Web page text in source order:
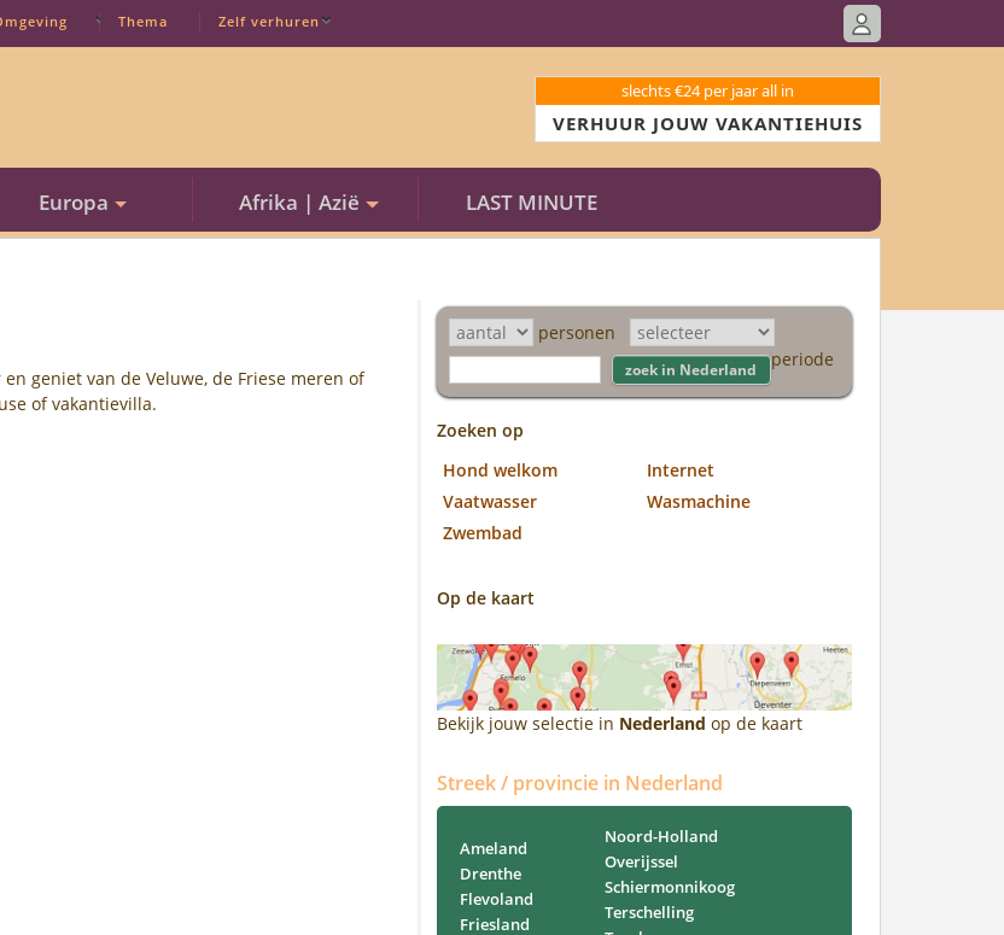
Thema Zelf verhuren
slechts €24 per jaar all in
VERHUUR JOUW VAKANTIEHUIS
Europa Afrika | Azië LAST MINUTE
geniet van de Veluwe, de Friese meren of
of vakantievilla.
personen
periode
Zoeken op
Hond welkom
Internet
Vaatwasser
Wasmachine
Zwembad
Op de kaart
Bekijk jouw selectie in Nederland op de kaart
Streek / provincie in Nederland
Ameland
Drenthe
Flevoland
Friesland
Noord-Holland
Overijssel
Schiermonnikoog
Terschelling